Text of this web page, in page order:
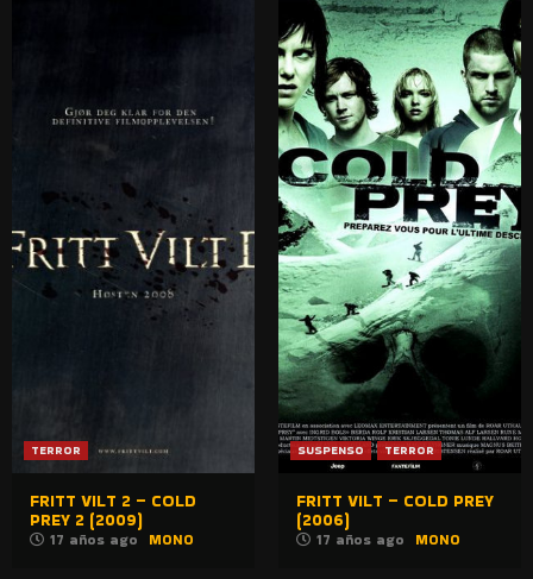
TERROR
FRITT VILT 2 – COLD
PREY 2 (2009)
17 años ago MONO
SUSPENSO TERROR
FRITT VILT – COLD PREY
(2006)
17 años ago MONO